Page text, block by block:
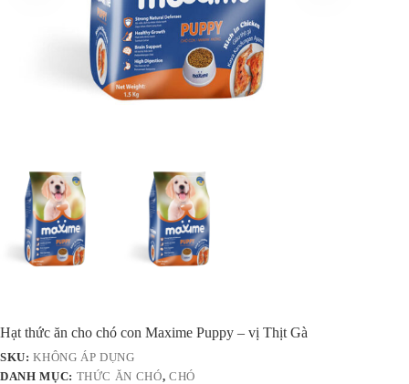
Hạt thức ăn cho chó con Maxime Puppy – vị Thịt Gà
SKU:KHÔNG ÁP DỤNG
DANH MỤC: THỨC ĂN CHÓ, CHÓ